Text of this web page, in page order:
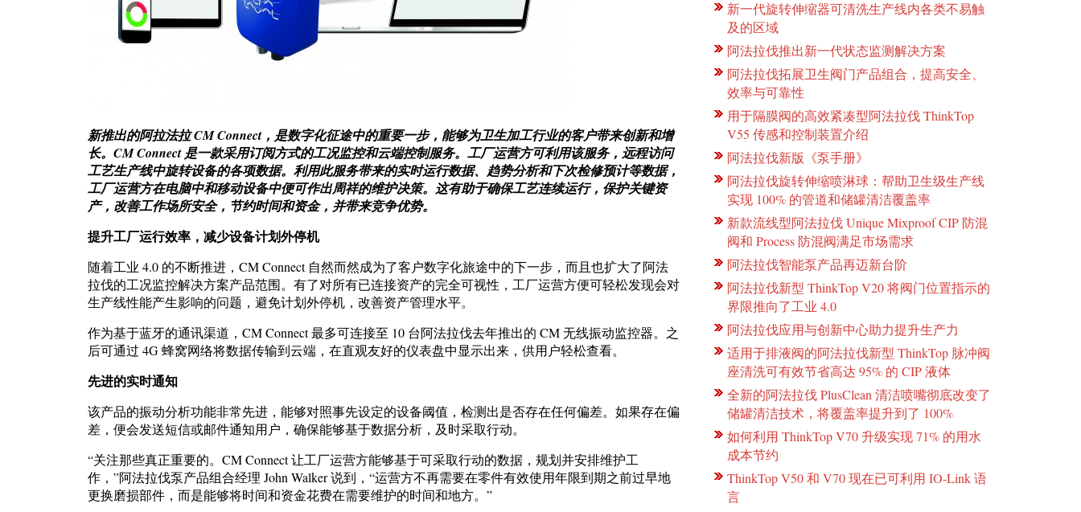
新推出的阿拉法拉 CM Connect，是数字化征途中的重要一步，能够为卫生加工行业的客户带来创新和增
长。CM Connect 是一款采用订阅方式的工况监控和云端控制服务。工厂运营方可利用该服务，远程访问
工艺生产线中旋转设备的各项数据。利用此服务带来的实时运行数据、趋势分析和下次检修预计等数据，
工厂运营方在电脑中和移动设备中便可作出周祥的维护决策。这有助于确保工艺连续运行，保护关键资
产，改善工作场所安全，节约时间和资金，并带来竞争优势。
提升工厂运行效率，减少设备计划外停机
随着工业 4.0 的不断推进，CM Connect 自然而然成为了客户数字化旅途中的下一步，而且也扩大了阿法
拉伐的工况监控解决方案产品范围。有了对所有已连接资产的完全可视性，工厂运营方便可轻松发现会对
生产线性能产生影响的问题，避免计划外停机，改善资产管理水平。
作为基于蓝牙的通讯渠道，CM Connect 最多可连接至 10 台阿法拉伐去年推出的 CM 无线振动监控器。之
后可通过 4G 蜂窝网络将数据传输到云端，在直观友好的仪表盘中显示出来，供用户轻松查看。
先进的实时通知
该产品的振动分析功能非常先进，能够对照事先设定的设备阈值，检测出是否存在任何偏差。如果存在偏
差，便会发送短信或邮件通知用户，确保能够基于数据分析，及时采取行动。
“关注那些真正重要的。CM Connect 让工厂运营方能够基于可采取行动的数据，规划并安排维护工
作，”阿法拉伐泵产品组合经理 John Walker 说到，“运营方不再需要在零件有效使用年限到期之前过早地
更换磨损部件，而是能够将时间和资金花费在需要维护的时间和地方。”
新一代旋转伸缩器可清洗生产线内各类不易触
及的区域
阿法拉伐推出新一代状态监测解决方案
阿法拉伐拓展卫生阀门产品组合，提高安全、
效率与可靠性
用于隔膜阀的高效紧凑型阿法拉伐 ThinkTop
V55 传感和控制装置介绍
阿法拉伐新版《泵手册》
阿法拉伐旋转伸缩喷淋球：帮助卫生级生产线
实现 100% 的管道和储罐清洁覆盖率
新款流线型阿法拉伐 Unique Mixproof CIP 防混
阀和 Process 防混阀满足市场需求
阿法拉伐智能泵产品再迈新台阶
阿法拉伐新型 ThinkTop V20 将阀门位置指示的
界限推向了工业 4.0
阿法拉伐应用与创新中心助力提升生产力
适用于排液阀的阿法拉伐新型 ThinkTop 脉冲阀
座清洗可有效节省高达 95% 的 CIP 液体
全新的阿法拉伐 PlusClean 清洁喷嘴彻底改变了
储罐清洁技术，将覆盖率提升到了 100%
如何利用 ThinkTop V70 升级实现 71% 的用水
成本节约
ThinkTop V50 和 V70 现在已可利用 IO-Link 语
言